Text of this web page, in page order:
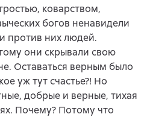
коварством,
богов ненавидели
против них людей.
они скрывали свою
Оставаться верным было
уж тут счастье?! Но
добрые и верные, тихая
Почему? Потому что